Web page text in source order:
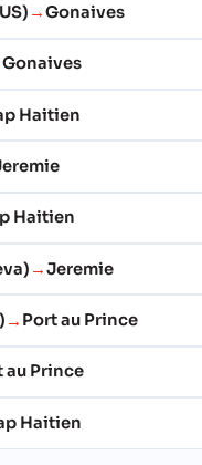
→Gonaives
Gonaives
Haitien
Haitien
→Jeremie
→ Port au Prince
au Prince
Haitien